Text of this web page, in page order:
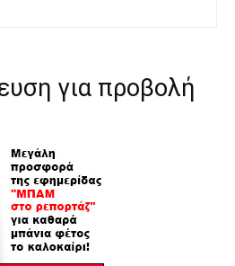
για προβολή